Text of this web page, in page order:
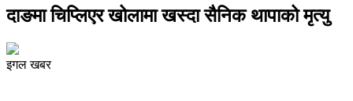
दाङमा चिप्लिएर खोलामा खस्दा सैनिक थापाको मृत्यु
इगल खबर